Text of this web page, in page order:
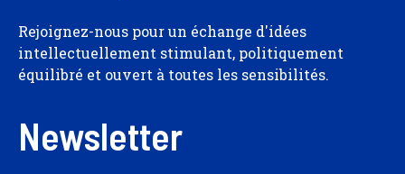
Rejoignez-nous pour un échange d'idées
intellectuellement stimulant, politiquement
équilibré et ouvert à toutes les sensibilités.
Newsletter